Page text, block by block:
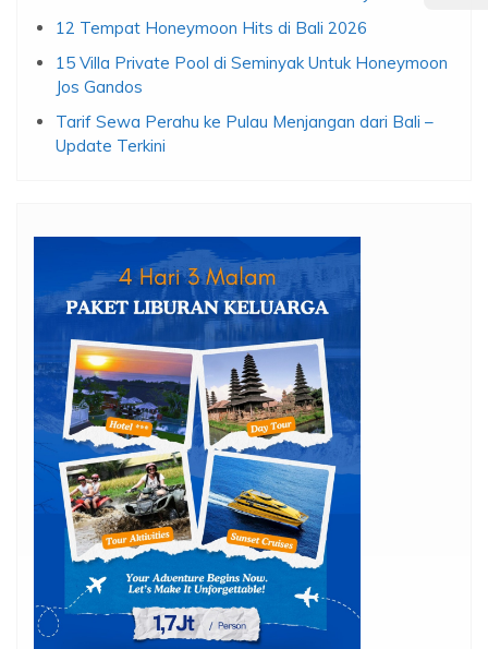
12 Tempat Honeymoon Hits di Bali 2026
15 Villa Private Pool di Seminyak Untuk Honeymoon
Jos Gandos
Tarif Sewa Perahu ke Pulau Menjangan dari Bali –
Update Terkini